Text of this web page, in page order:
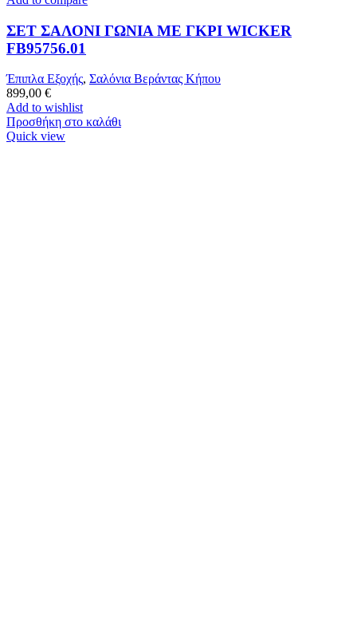
ΣΕΤ ΣΑΛΟΝΙ ΓΩΝΙΑ ΜΕ ΓΚΡΙ WICKER
FB95756.01
Έπιπλα Εξοχής, Σαλόνια Βεράντας Κήπου
899,00 €
Add to wishlist
Προσθήκη στο καλάθι
Quick view